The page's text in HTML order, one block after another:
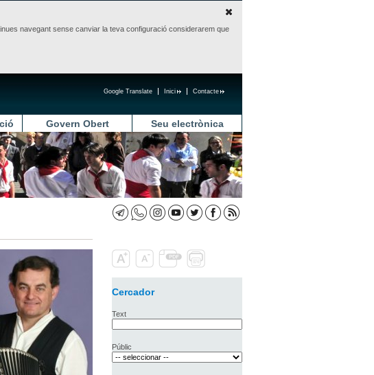
navegant sense canviar la teva configuració considerarem que
Contacte
Inici
Google Translate
Govern Obert Seu electrònica
Cercador
Text
Públic